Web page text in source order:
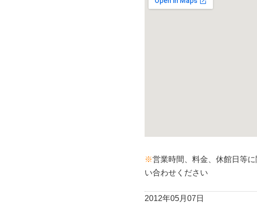
※営業時間、料金、休館日等
い合わせください
2012年05月07日